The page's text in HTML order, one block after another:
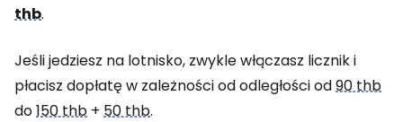
thb.
Jeśli jedziesz na lotnisko, zwykle włączasz licznik i
płacisz dopłatę w zależności od odległości od90 thb
do150 thb + 50 thb.